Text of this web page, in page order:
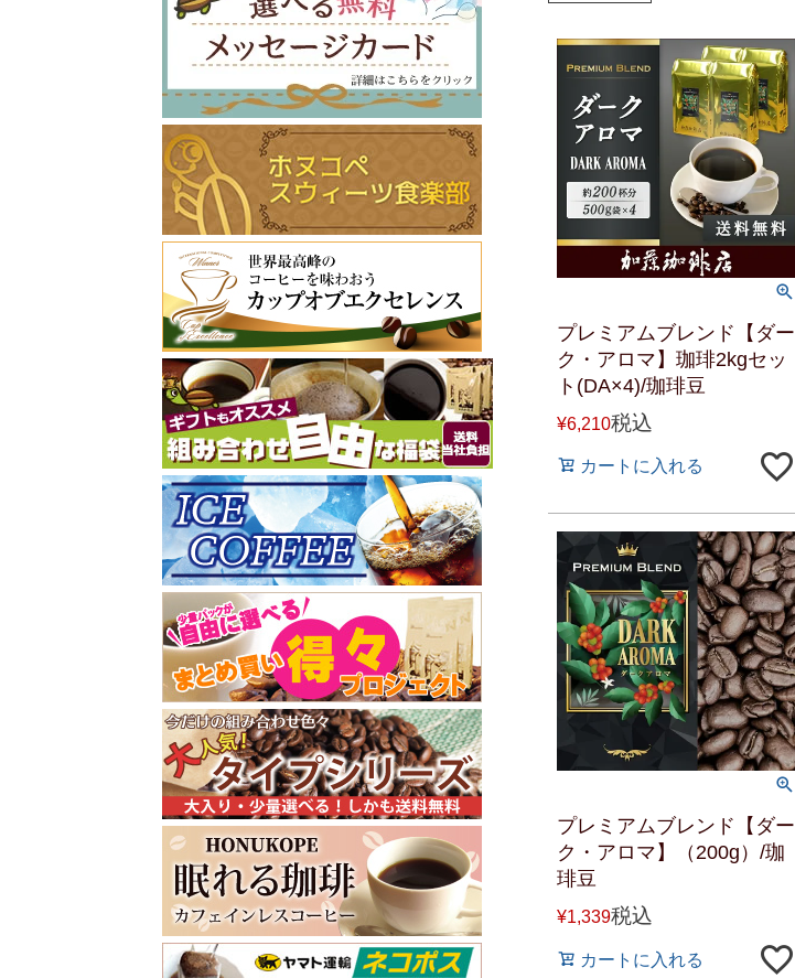
プレミアムブレンド【ダー
ク・アロマ】珈琲2kgセッ
ト(DA×4)/珈琲豆
¥6,210税込
カートに入れる
プレミアムブレンド【ダー
ク・アロマ】（200g）/珈
琲豆
¥1,339税込
カートに入れる